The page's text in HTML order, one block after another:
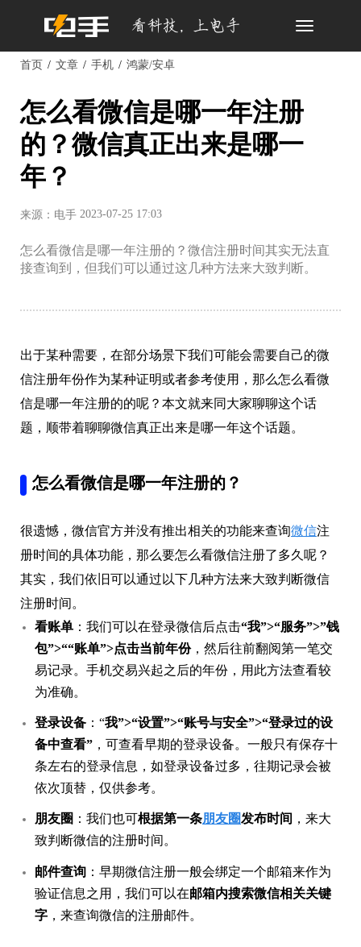
Toggle
首页 文章 手机 鸿蒙/安卓
怎么看微信是哪一年注册
的？微信真正出来是哪一
年？
来源：电手 2023-07-25 17:03
怎么看微信是哪一年注册的？微信注册时间其实无法直
接查询到，但我们可以通过这几种方法来大致判断。
出于某种需要，在部分场景下我们可能会需要自己的微
信注册年份作为某种证明或者参考使用，那么怎么看微
信是哪一年注册的的呢？本文就来同大家聊聊这个话
题，顺带着聊聊微信真正出来是哪一年这个话题。
怎么看微信是哪一年注册的？
很遗憾，微信官方并没有推出相关的功能来查询微信注
册时间的具体功能，那么要怎么看微信注册了多久呢？
其实，我们依旧可以通过以下几种方法来大致判断微信
注册时间。
看账单 ：我们可以在登录微信后点击“我”>“服务”>”钱
包”>““账单”>点击当前年份，然后往前翻阅第一笔交
易记录。手机交易兴起之后的年份，用此方法查看较
为准确。
登录设备 ：“我”>“设置”>“账号与安全”>“登录过的设
备中查看” ，可查看早期的登录设备。一般只有保存十
条左右的登录信息，如登录设备过多，往期记录会被
依次顶替，仅供参考。
朋友圈 ：我们也可根据第一条朋友圈发布时间 ，来大
致判断微信的注册时间。
邮件查询 ：早期微信注册一般会绑定一个邮箱来作为
验证信息之用，我们可以在邮箱内搜索微信相关关键
字 ，来查询微信的注册邮件。